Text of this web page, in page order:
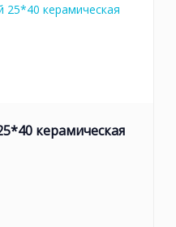
керамическая